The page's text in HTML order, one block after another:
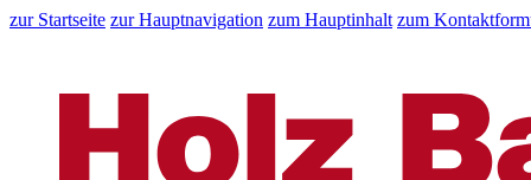
zur Startseite zur Hauptnavigation zum Hauptinhalt zum